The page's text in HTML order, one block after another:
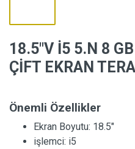
18.5″V İ5 5.N 8
ÇİFT EKRAN
Önemli Özellikler
Ekran Boyutu: 18.5"
işlemci: i5